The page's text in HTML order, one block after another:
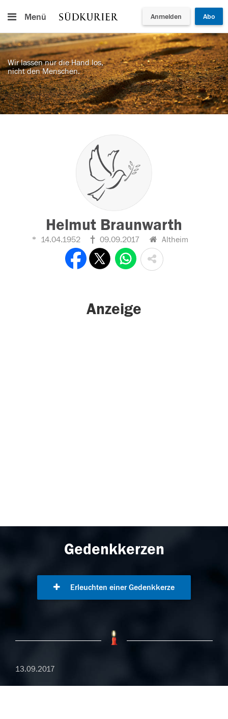
Menü Anmelden Abo
Wir lassen nur die Hand los,
nicht den Menschen.
Helmut Braunwarth
14.04.1952 09.09.2017 Altheim
Anzeige
Gedenkkerzen
Erleuchten einer Gedenkkerze
13.09.2017